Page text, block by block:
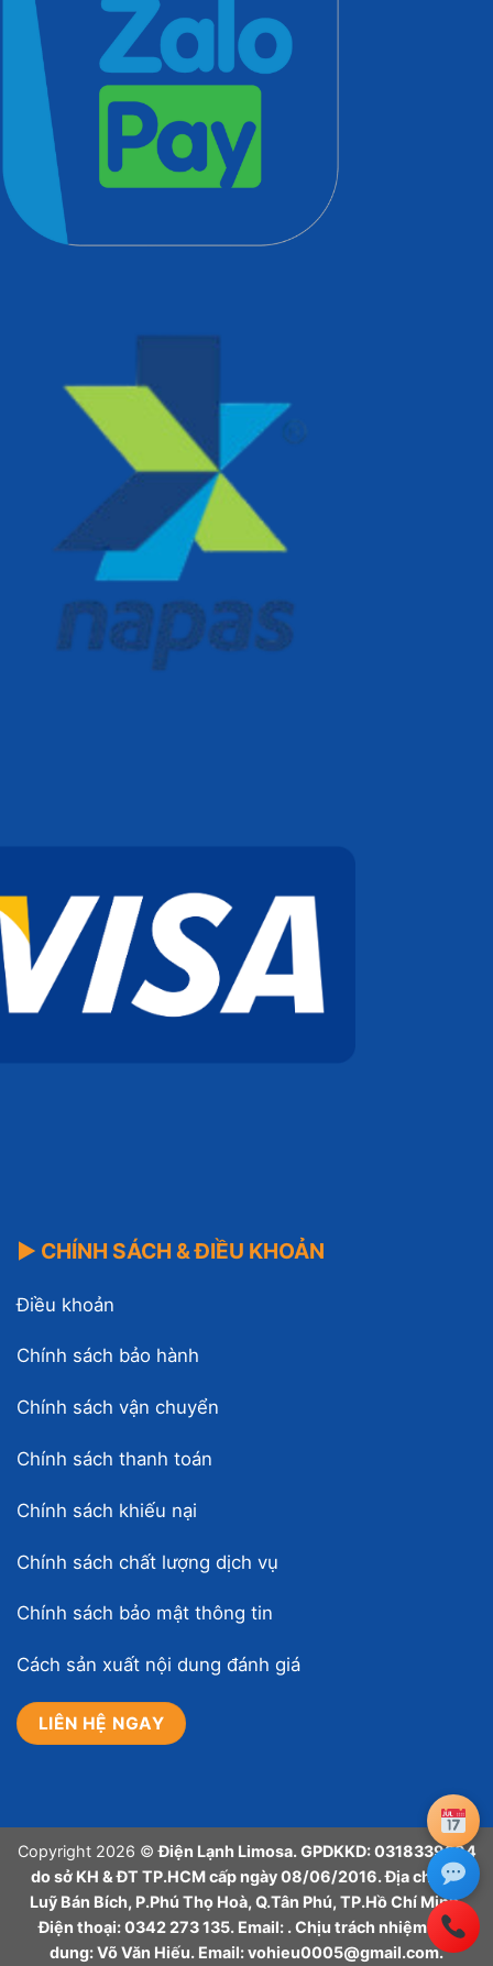
▶ CHÍNH SÁCH & ĐIỀU KHOẢN
Điều khoản
Chính sách bảo hành
Chính sách vận chuyển
Chính sách thanh toán
Chính sách khiếu nại
Chính sách chất lượng dịch vụ
Chính sách bảo mật thông tin
Cách sản xuất nội dung đánh giá
LIÊN HỆ NGAY
Copyright 2026 ©Điện Lạnh Limosa. GPDKKD: 0318339394
do sở KH & ĐT TP.HCM cấp ngày 08/06/2016. Địa chỉ: 32
Luỹ Bán Bích, P.Phú Thọ Hoà, Q.Tân Phú, TP.Hồ Chí Minh.
Điện thoại: 0342 273 135. Email: . Chịu trách nhiệm nội
dung: Võ Văn Hiếu. Email: vohieu0005@gmail.com.